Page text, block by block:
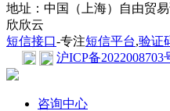
地址：中国（上海）自由贸
欣欣云
短信接口-专注短信平台,验证
沪ICP备2022008703
咨询中心